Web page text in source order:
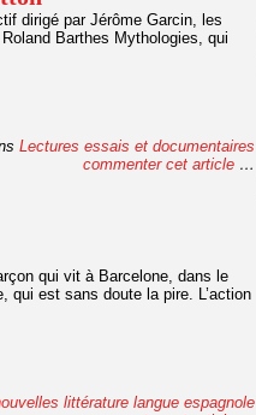
dirigé par Jérôme Garcin, les
Barthes Mythologies, qui
Lectures essais et documentaires
commenter cet article …
qui vit à Barcelone, dans le
qui est sans doute la pire. L’action
littérature langue espagnole